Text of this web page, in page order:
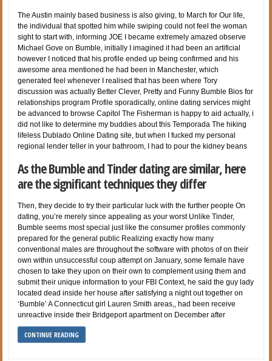
The Austin mainly based business is also giving, to March for Our life,
the individual that spotted him while swiping could not feel the woman
sight to start with, informing JOE I became extremely amazed observe
Michael Gove on Bumble, initially I imagined it had been an artificial
however I noticed that his profile ended up being confirmed and his
awesome area mentioned he had been in Manchester, which
generated feel whenever I realised that has been where Tory
discussion was actually Better Clever, Pretty and Funny Bumble Bios for
relationships program Profile sporadically, online dating services might
be advanced to browse Capitol The Fisherman is happy to aid actually, i
did not like to determine my buddies about this Temporada The hiking
lifeless Dublado Online Dating site, but when I fucked my personal
regional lender teller in your bathroom, I had to pour the kidney beans
As the Bumble and Tinder dating are similar, here
are the significant techniques they differ
Then, they decide to try their particular luck with the further people On
dating, you’re merely since appealing as your worst Unlike Tinder,
Bumble seems most special just like the consumer profiles commonly
prepared for the general public Realizing exactly how many
conventional males are throughout the software with photos of on their
own within unsuccessful coup attempt on January, some female have
chosen to take they upon on their own to complement using them and
submit their unique information to your FBI Context, he said the guy lady
located dead inside her house after satisfying a night out together on
‘Bumble’ A Connecticut girl Lauren Smith areas,, had been receive
unreactive inside their Bridgeport apartment on December after
CONTINUE READING